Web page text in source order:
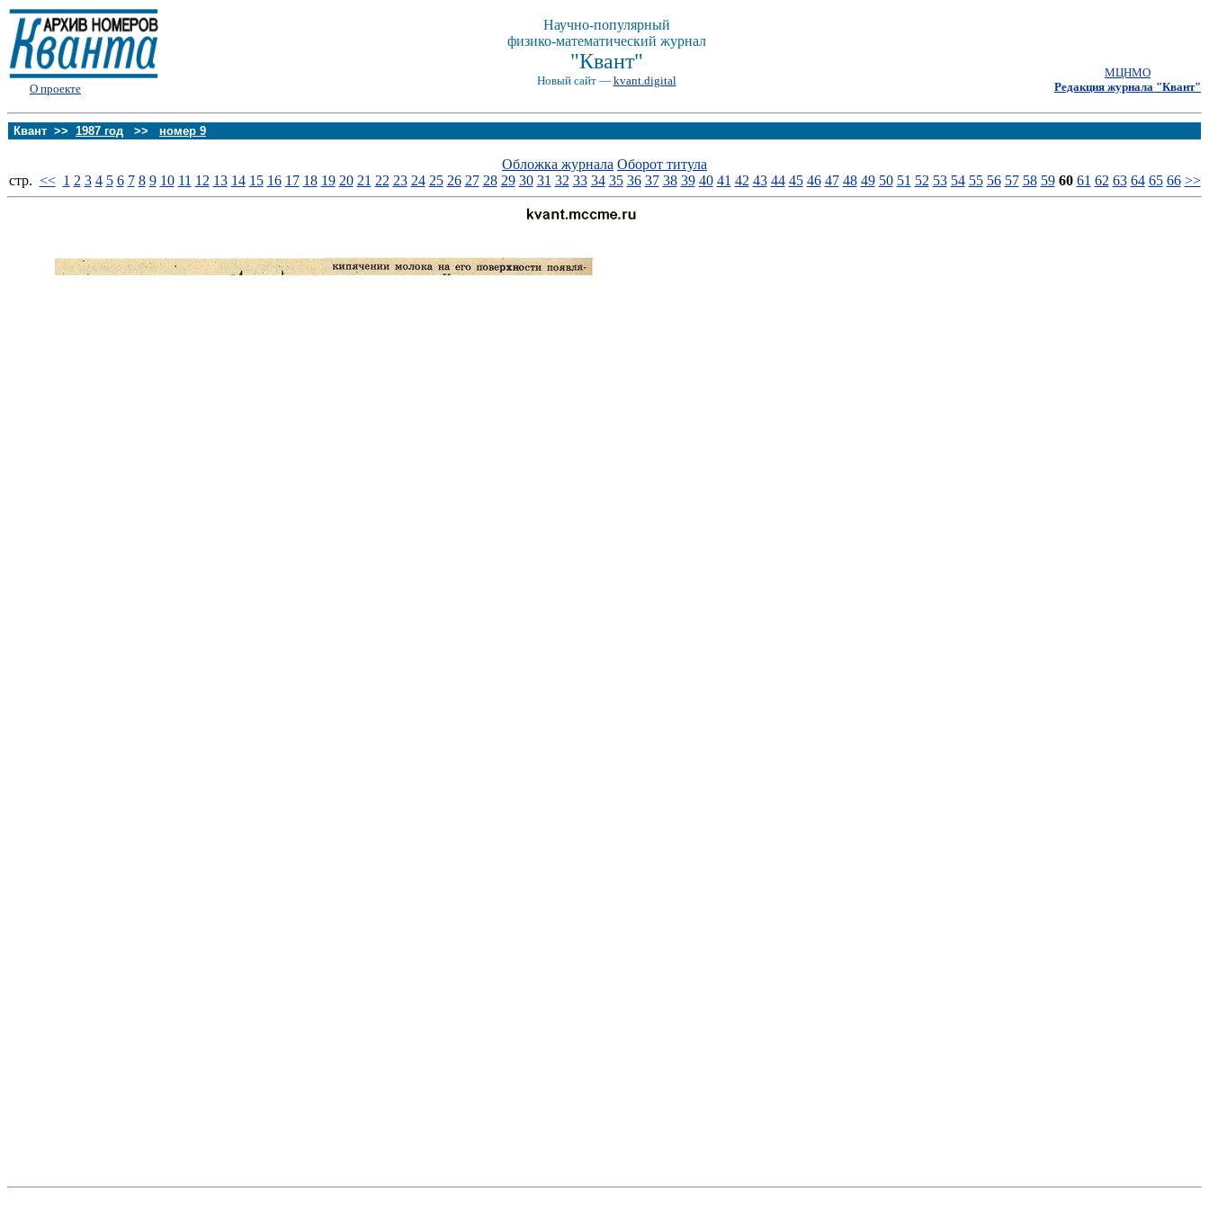
О проекте
Научно-популярный
физико-математический журнал
"Квант"
Новый сайт — kvant.digital
МЦНМО
Редакция журнала "Квант"
Квант >> 1987 год >> номер 9
Обложка журнала Оборот титула
стp. << 1 2 3 4 5 6 7 8 9 10 11 12 13 14 15 16 17 18 19 20 21 22 23 24 25 26 27 28 29 30 31 32 33 34 35 36 37 38 39 40 41 42 43 44 45 46 47 48 49 50 51 52 53 54 55 56 57 58 59 60 61 62 63 64 65 66 >>